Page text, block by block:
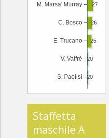
S. Paolisi
V. Valfrè
E. Trucano
C. Bosco
M. Marsa' Murray
20
20
25
26
27
Staffetta
maschile A